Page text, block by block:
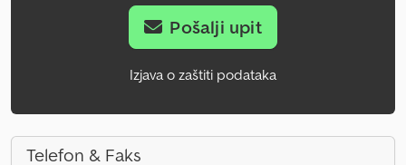
Pošalji upit
Izjava o zaštiti podataka
Telefon & Faks